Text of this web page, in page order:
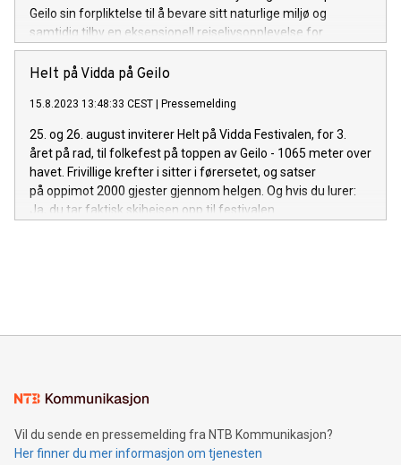
Geilo sin forpliktelse til å bevare sitt naturlige miljø og
samtidig tilby en eksepsjonell reiselivsopplevelse for
besøkende fra hele verden.
Helt på Vidda på Geilo
15.8.2023 13:48:33 CEST | Pressemelding
25. og 26. august inviterer Helt på Vidda Festivalen, for 3.
året på rad, til folkefest på toppen av Geilo - 1065 meter over
havet. Frivillige krefter i sitter i førersetet, og satser
på oppimot 2000 gjester gjennom helgen. Og hvis du lurer:
Ja, du tar faktisk skiheisen opp til festivalen.
Vil du sende en pressemelding fra NTB Kommunikasjon?
Her finner du mer informasjon om tjenesten